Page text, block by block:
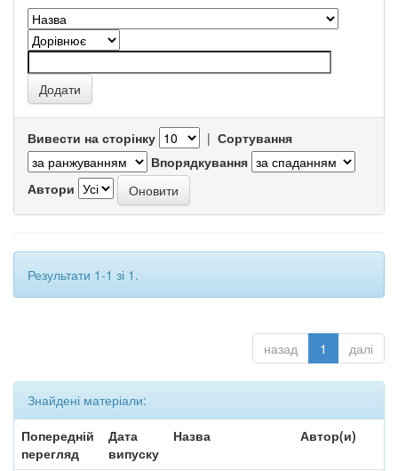
Вивести на сторінку | Сортування
Впорядкування
Автори
Результати 1-1 зі 1.
назад 1 далі
Знайдені матеріали:
Попередній
перегляд
Дата
випуску
Назва Автор(и)